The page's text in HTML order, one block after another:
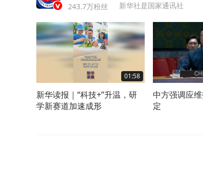
243.7万粉丝 新华社是国家通讯社
01:58
新华读报｜“科技+”升温，研
学新赛道加速成形
中方强调应
定